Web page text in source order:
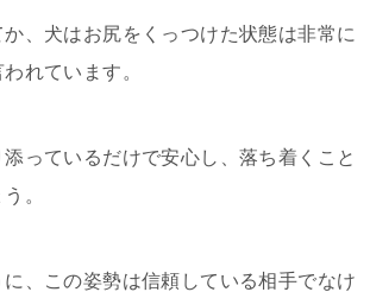
、犬はお尻をくっつけた状態は非常に
れています。
っているだけで安心し、落ち着くこと
。
、この姿勢は信頼している相手でなけ